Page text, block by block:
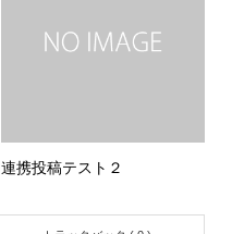
連携投稿テスト２